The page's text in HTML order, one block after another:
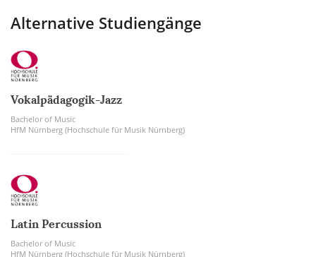
Alternative Studiengänge
Vokalpädagogik-Jazz
Bachelor of Music
HfM Nürnberg (Hochschule für Musik Nürnberg)
Latin Percussion
Bachelor of Music
HfM Nürnberg (Hochschule für Musik Nürnberg)